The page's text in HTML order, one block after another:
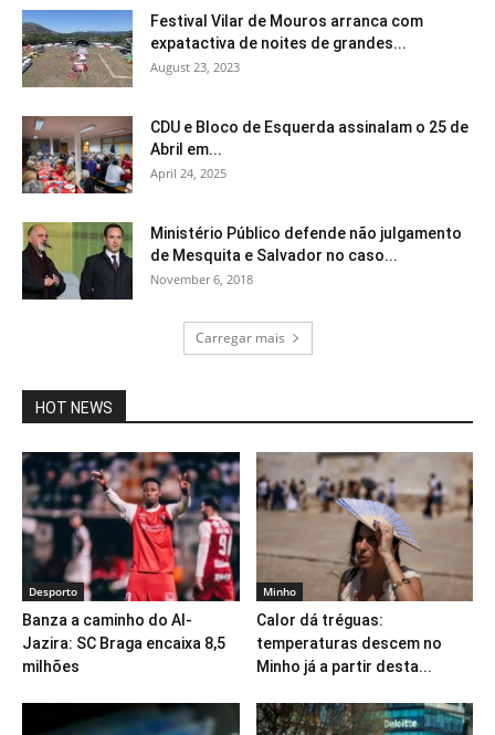
Festival Vilar de Mouros arranca com
expatactiva de noites de grandes...
August 23, 2023
CDU e Bloco de Esquerda assinalam o 25 de
Abril em...
April 24, 2025
Ministério Público defende não julgamento
de Mesquita e Salvador no caso...
November 6, 2018
Carregar mais
HOT NEWS
Desporto
Banza a caminho do Al-
Jazira: SC Braga encaixa 8,5
milhões
Minho
Calor dá tréguas:
temperaturas descem no
Minho já a partir desta...